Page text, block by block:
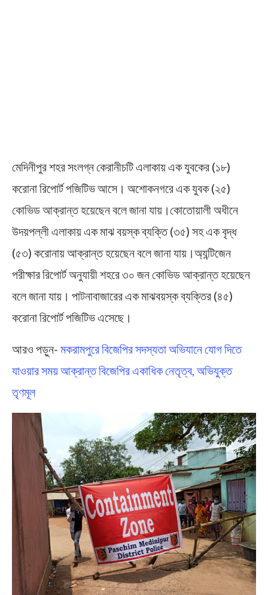
মেদিনীপুর শহর সংলগ্ন কেরানীচটি এলাকায় এক যুবকের (১৮)
করোনা রিপোর্ট পজিটিভ আসে। অশোকনগরে এক যুবক (২৫)
কোভিড আক্রান্ত হয়েছেন বলে জানা যায়।কোতোয়ালী অধীনে
উদয়পল্লী এলাকায় এক মাঝ বয়স্ক ব্যক্তি (৩৫) সহ এক বৃদ্ধ
(৫৩) করোনায় আক্রান্ত হয়েছেন বলে জানা যায়।অ্যন্টিজেন
পরীক্ষার রিপোর্ট অনুযায়ী শহরে ৩০ জন কোভিড আক্রান্ত হয়েছেন
বলে জানা যায়। পাটনাবাজারের এক মাঝবয়স্ক ব্যক্তির (৪৫)
করোনা রিপোর্ট পজিটিভ এসেছে।
আরও পড়ুন- মকরামপুরে বিজেপির সদস্যতা অভিযানে যোগ দিতে
যাওয়ার সময় আক্রান্ত বিজেপির একাধিক নেতৃত্ব, অভিযুক্ত
তৃণমূল